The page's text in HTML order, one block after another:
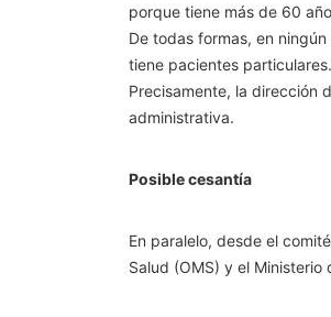
porque tiene más de 60
De todas formas, en
tiene pacientes particulares.
Precisamente, la dirección
administrativa.
Posible cesantía
En paralelo, desde el
Salud (OMS) y el